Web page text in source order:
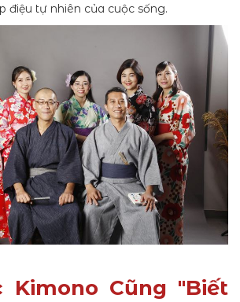
điệu tự nhiên của cuộc sống.
Kimono Cũng "Biết